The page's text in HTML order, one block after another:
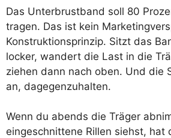
Das Unterbrustband soll 80
tragen. Das ist kein
Konstruktionsprinzip. Sitzt das
locker, wandert die Last in die
ziehen dann nach oben. Und die
an, dagegenzuhalten.
Wenn du abends die Träger
eingeschnittene Rillen siehst, hat